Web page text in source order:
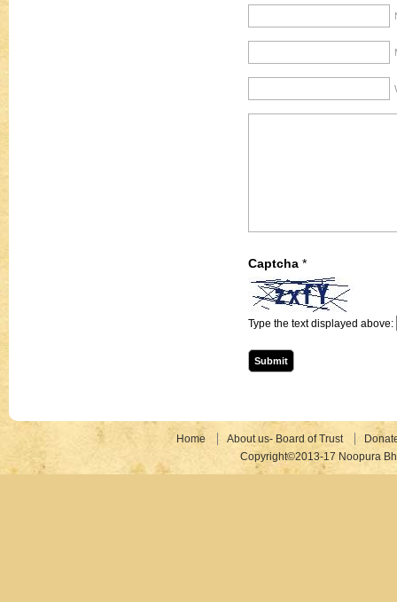
Captcha *
Type the text displayed above:
Home About us- Board of Trust
Copyright©2013-17 Noopura